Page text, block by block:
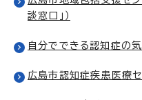
談窓口」）
自分でできる認知症の気
広島市認知症疾患医療セ